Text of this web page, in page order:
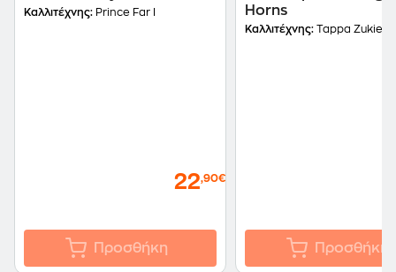
Καλλιτέχνης: Prince Far I
22,90€
Προσθήκη
Horns
Καλλιτέχνης: Tappa Zukie
Προσθήκη